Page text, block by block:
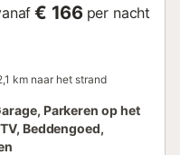
€ 166 per nacht
km naar het strand
Parkeren op het
Beddengoed,